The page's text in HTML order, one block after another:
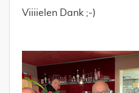
Viiiielen Dank ;-)